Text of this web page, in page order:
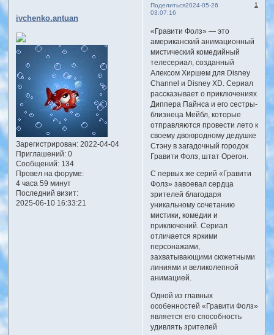
Поделиться 1
2024-05-26
03:07:16
ivchenko.antuan
Зарегистрирован: 2022-04-04
Приглашений:0
Сообщений:134
Провел на форуме:
4 часа 59 минут
Последний визит:
2025-06-10 16:33:21
«Гравити Фолз» — это
американский анимационный
мистический комедийный
телесериал, созданный
Алексом Хиршем для Disney
Channel и Disney XD. Сериал
рассказывает о приключениях
Диппера Пайнса и его сестры-
близнеца Мейбл, которые
отправляются провести лето к
своему двоюродному дедушке
Стэну в загадочный городок
Гравити Фолз, штат Орегон.
С первых же серий «Гравити
Фолз» завоевал сердца
зрителей благодаря
уникальному сочетанию
мистики, комедии и
приключений. Сериал
отличается яркими
персонажами,
захватывающими сюжетными
линиями и великолепной
анимацией.
Одной из главных
особенностей «Гравити Фолз»
является его способность
удивлять зрителей